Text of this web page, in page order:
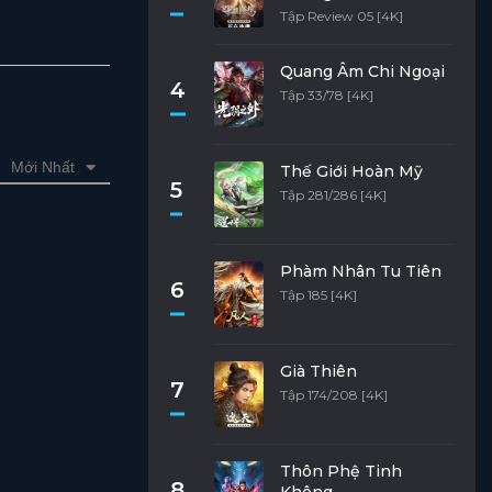
Mới Nhất
Tập Review 05 [4K]
4
Quang Âm Chi Ngoại
Tập 33/78 [4K]
5
Thế Giới Hoàn Mỹ
Tập 281/286 [4K]
6
Phàm Nhân Tu Tiên
Tập 185 [4K]
7
Già Thiên
Tập 174/208 [4K]
Thôn Phệ Tinh